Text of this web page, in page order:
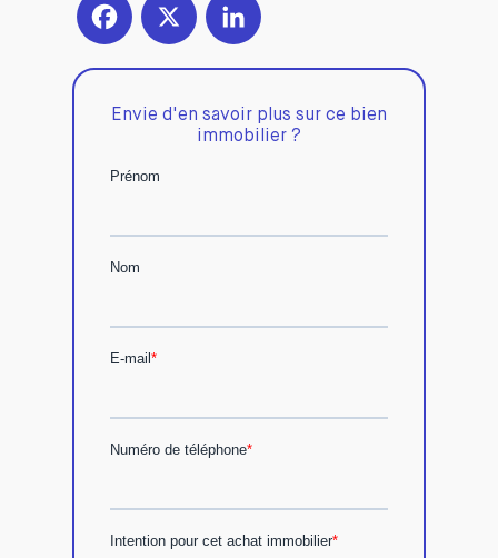
Facebook
X LinkedIn
Envie d'en savoir plus sur ce bien
immobilier ?